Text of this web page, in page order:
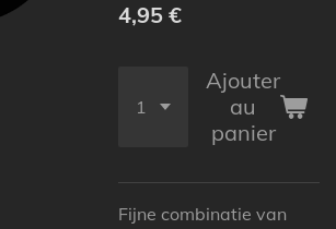
4,95 €
Ajouter
au
panier
Fijne combinatie van